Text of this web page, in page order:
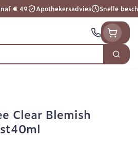
€ 49 Apothekersadvies Snelle
Zoek
Clear Blemish